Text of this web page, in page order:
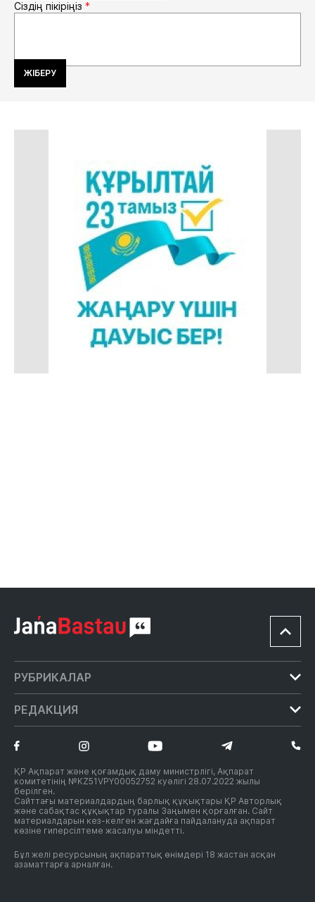
Сіздің пікіріңіз *
ЖІБЕРУ
Бұл желі ресурсының ақпараттық өнімдері 18 жастан асқан
азаматтарға арналған.
РУБРИКАЛАР
Мәдениет
Саясат
Редакция таңдауы
Әлеумет
Экономика
Қоғам
Таным
РЕДАКЦИЯ
Ақмола облысының прокуратурасы «Құқықтық
тәртіп әліппесі» акциясын өткізді
Редакция саясаты
Сайт материалын пайдалану ережесi
ҚР Ақпарат және қоғамдық даму министрлігі, Ақпарат
комитетінің №KZ51VPY00052752 куәлігі 28.07.2022 жылы
берілген.
Сайттағы материалдардың барлық құқықтары ҚР Авторлық
және сабақтас құқықтар туралы Заңымен қорғалған. Сайт
материалдарын кез-келген жағдайға пайдалануда ақпарат
көзіне гиперсілтеме жасалуы міндетті.